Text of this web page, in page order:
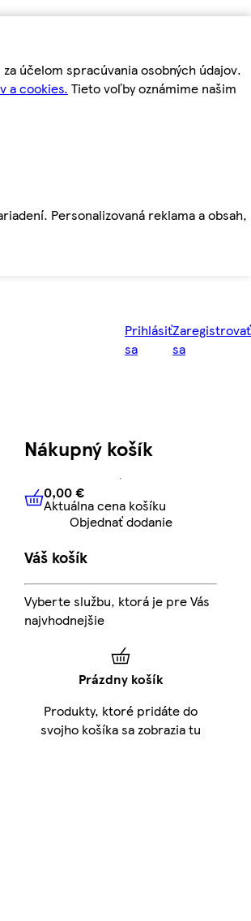
účelom spracúvania osobných údajov.
a cookies. Tieto voľby oznámime našim
Personalizovaná reklama a obsah,
Prihlásiť
sa
Zaregistrovať
sa
Nákupný košík
0,00 € Aktuálna cena košíku
0,00 €
Aktuálna cena košíku
Objednať dodanie
Váš košík
Vyberte službu, ktorá je pre Vás
najvhodnejšie
Prázdny košík
Produkty, ktoré pridáte do
svojho košíka sa zobrazia tu